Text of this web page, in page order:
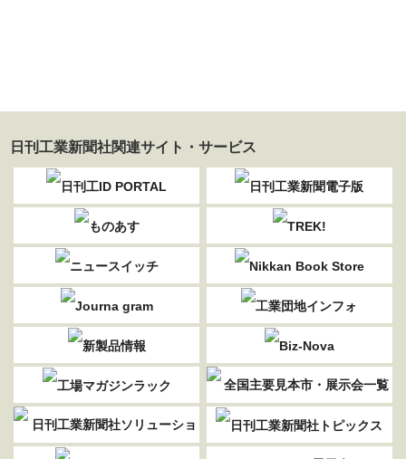
日刊工業新聞社関連サイト・サービス